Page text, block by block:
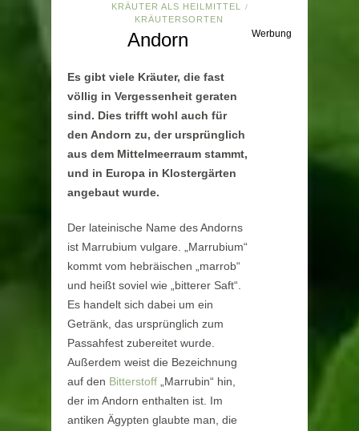
KRÄUTER ALS HEILMITTEL /
KRÄUTERSORTEN
Andorn Werbung
Es gibt viele Kräuter, die fast
völlig in Vergessenheit geraten
sind. Dies trifft wohl auch für
den Andorn zu, der ursprünglich
aus dem Mittelmeerraum stammt,
und in Europa in Klostergärten
angebaut wurde.
Der lateinische Name des Andorns
ist Marrubium vulgare. „Marrubium“
kommt vom hebräischen „marrob“
und heißt soviel wie „bitterer Saft“.
Es handelt sich dabei um ein
Getränk, das ursprünglich zum
Passahfest zubereitet wurde.
Außerdem weist die Bezeichnung
auf den Bitterstoff „Marrubin“ hin,
der im Andorn enthalten ist. Im
antiken Ägypten glaubte man, die